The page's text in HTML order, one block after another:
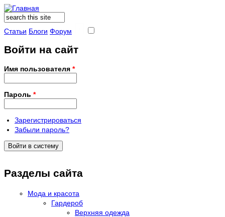
Форма поиска
Поиск
Статьи Блоги Форум
Войти на сайт
Имя пользователя *
Пароль *
Зарегистрироваться
Забыли пароль?
Разделы сайта
Мода и красота
Гардероб
Верхняя одежда